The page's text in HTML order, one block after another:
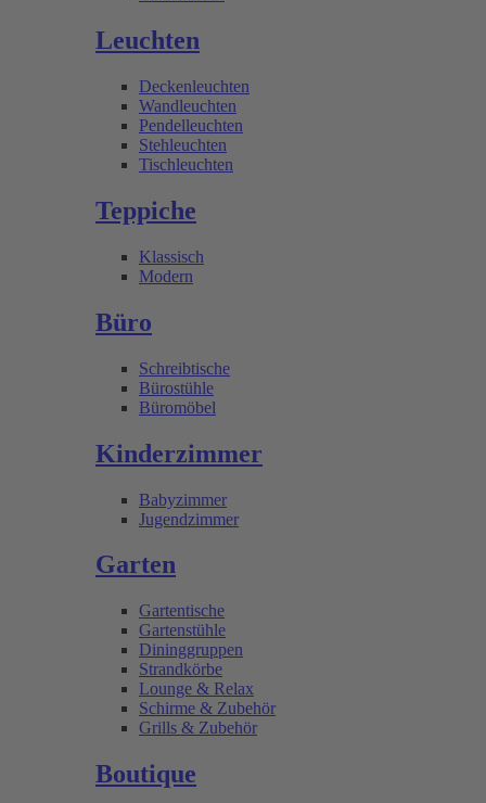
Leuchten
Deckenleuchten
Wandleuchten
Pendelleuchten
Stehleuchten
Tischleuchten
Teppiche
Klassisch
Modern
Büro
Schreibtische
Bürostühle
Büromöbel
Kinderzimmer
Babyzimmer
Jugendzimmer
Garten
Gartentische
Gartenstühle
Dininggruppen
Strandkörbe
Lounge & Relax
Schirme & Zubehör
Grills & Zubehör
Boutique